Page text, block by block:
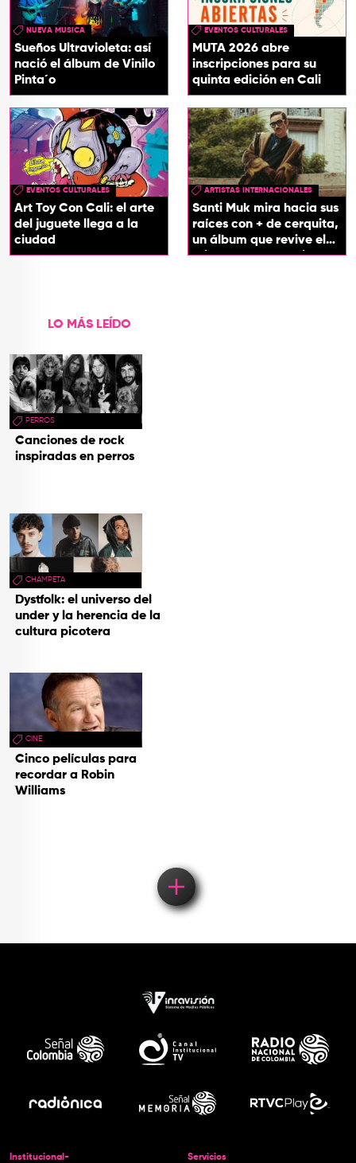
NUEVA MUSICA
Sueños Ultravioleta: así
nació el álbum de Vinilo
Pinta´o
EVENTOS CULTURALES
MUTA 2026 abre
inscripciones para su
quinta edición en Cali
EVENTOS CULTURALES
Art Toy Con Cali: el arte
del juguete llega a la
ciudad
ARTISTAS INTERNACIONALES
Santi Muk mira hacia sus
raíces con + de cerquita,
un álbum que revive el
origen de sus canciones
LO MÁS LEÍDO
PERROS
Canciones de rock
inspiradas en perros
CHAMPETA
Dystfolk: el universo del
under y la herencia de la
cultura picotera
CINE
Cinco películas para
recordar a Robin
Williams
Institucional-
Servicios